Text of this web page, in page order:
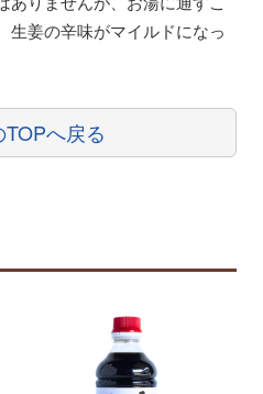
生姜の辛味がマイルドになっ
へ戻る